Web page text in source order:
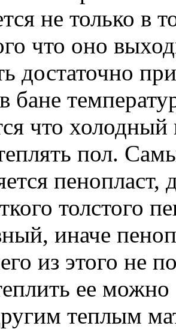
не только в
что оно
достаточно
бане
что холодный
пол.
пенопласт,
толстого
иначе
из этого не
ее
теплым